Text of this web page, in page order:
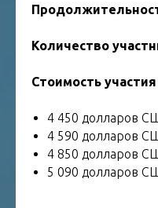
Количество
Стоимость
4 450 долларов
4 590 долларов
4 850 долларов
5 090 долларов